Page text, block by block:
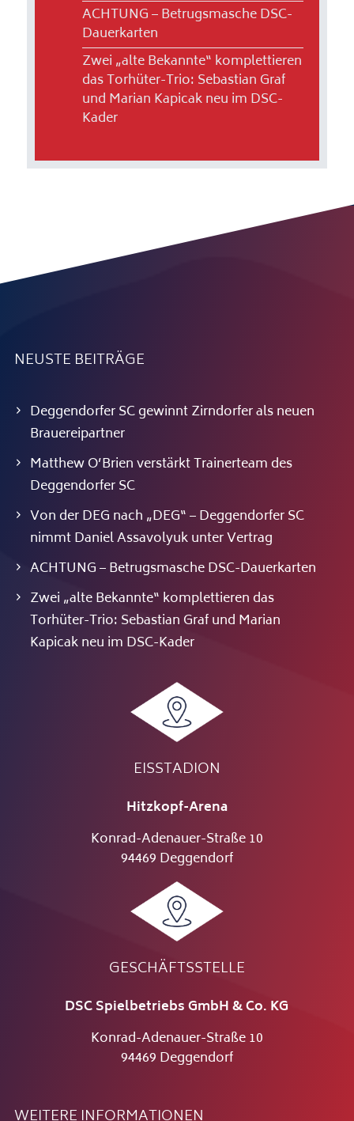
ACHTUNG – Betrugsmasche DSC-
Dauerkarten
Zwei „alte Bekannte“ komplettieren
das Torhüter-Trio: Sebastian Graf
und Marian Kapicak neu im DSC-
Kader
NEUSTE BEITRÄGE
Deggendorfer SC gewinnt Zirndorfer als neuen
Brauereipartner
Matthew O’Brien verstärkt Trainerteam des
Deggendorfer SC
Von der DEG nach „DEG“ – Deggendorfer SC
nimmt Daniel Assavolyuk unter Vertrag
ACHTUNG – Betrugsmasche DSC-Dauerkarten
Zwei „alte Bekannte“ komplettieren das
Torhüter-Trio: Sebastian Graf und Marian
Kapicak neu im DSC-Kader
EISSTADION
Hitzkopf-Arena
Konrad-Adenauer-Straße 10
94469 Deggendorf
GESCHÄFTSSTELLE
DSC Spielbetriebs GmbH & Co. KG
Konrad-Adenauer-Straße 10
94469 Deggendorf